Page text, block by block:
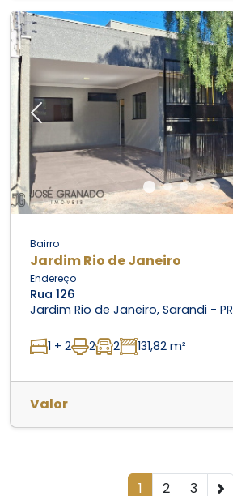
Previous
Bairro
Jardim Rio de Janeiro
Endereço
Rua 126
Jardim Rio de Janeiro, Sarandi - PR
1 + 2 2 2 131,82 m²
Valor
1 2 3